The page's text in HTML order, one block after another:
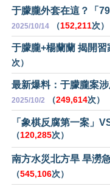
于朦朧外套在這？「
2025/10/14 （152,211次）
于朦朧+楊蘭蘭 揭開習
次）
最新爆料：于朦朧案
2025/10/2 （249,614次）
「象棋反腐第一案」
（120,285次）
南方水災北方旱 旱澇
（545,106次）